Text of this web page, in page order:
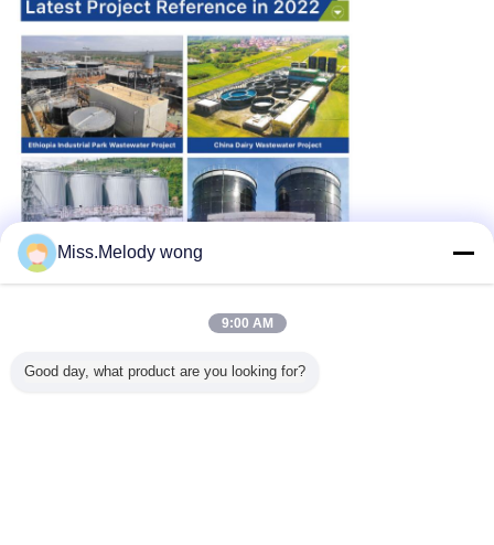
Miss.Melody wong
9:00 AM
Good day, what product are you looking for?